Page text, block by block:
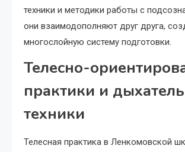
техники и методики работы с
они взаимодополняют друг друга,
многослойную систему подготовки.
Телесно-
практики и
техники
Телесная практика в Ленкомовской